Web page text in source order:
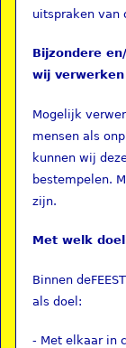
uitspraken van
Bijzondere
wij verwerken
Mogelijk
mensen als
kunnen wij
bestempelen.
zijn.
Met welk
Binnen
als doel:
- Met elkaar in